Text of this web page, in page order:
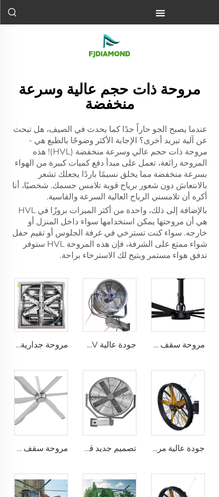
مروحة ذات حجم عالية وسرعة
منخفضة
عندما يصبح الجو حاراً جدًا كما يحدث في الصيف، هل تبحث
عن آلية تبريد أخرى؟ الإجابة الأكثر وضوحًا بالطبع هي -
مروحة ذات حجم عالي وسرعة منخفضة (HVL)! هذه
المروحة رائعة، تعمل على مبدأ دفع كميات كبيرة من الهواء
بسرعة منخفضة مما يخلق نسيمًا باردًا يجعلك تشعر
بالانتعاش دون شعور برياح قوية تلامس جسمك. شخصيًا، أنا
أكره أن تلامسني الرياح العالية السرعة والقاسية.
بالإضافة إلى ذلك، واحدة من أكثر الميزات بروزًا في HVL
هي أن مروحتها يمكن استخدامها سواء داخل المنزل أو
خارجه. سواء كنت تسترخي في غرفة الجلوس أو تقيم حفل
شواء ممتع على الشرفة، فإن هذه المروحة HVL ستوفر
تدفق هواء مستمر ويتيح لك الاسترخاء براحة.
مروحة سقف صناعية كبيرة من نوع HVLS بقطر 24 قدم ومزودة بمحرك PMSM IE5 وطاقة AC، مروحة كهربائية بطول 7.3 متر لاستخدامها في مصانع الألبان بجهد 380 فولت جودة عالية 220V مروحة تبريد ضباب ماء صناعي رخيصة مروحة تهوية جدارية مصانع مطاعم صناعية مروحة جدارية صناعية مقاس 1530 مم للحظائر المغلفة بالزنك والمصنوعة من الفولاذ المقاوم للصدأ
جودة عالية مروحة جدارية صناعية بسرعة عالية للمخازن الصناعية تصميم جديد قطر 35 بوصة (0.9 متر) يمكن ضبط رش الهواء يمينًا ويسارًا، مروحة رذاذ صناعية للرذاذ والماء مروحة سقف تجارية ذات شفرات من الألمنيوم بسرعات منخفضة قطرها 3.7 متر (12 قدمًا)، لون نحاسي فضي، مناسبة للفنادق